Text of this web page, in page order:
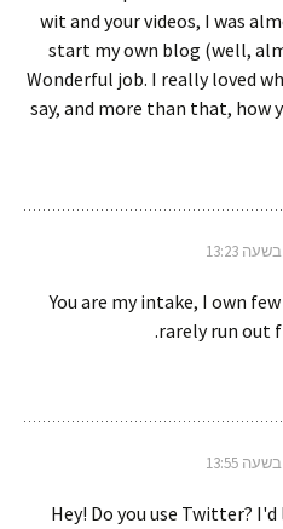
wit and your videos, I was
start my own blog (well,
Wonderful job. I really loved
say, and more than that, how
You are my intake, I own
rarely run out
Hey! Do you use Twitter?